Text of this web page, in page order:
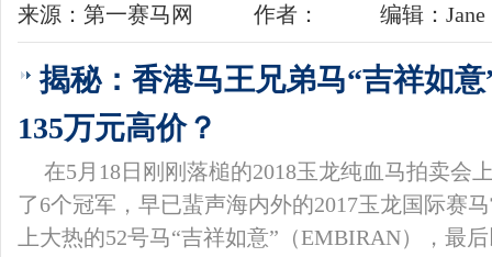
来源：第一赛马网
作者： 编辑：Jane
揭秘：香港马王兄弟马“吉祥如
135万元高价？
在5月18日刚刚落槌的2018玉龙纯血马拍卖会
了6个冠军，早已蜚声海内外的2017玉龙国际赛
上大热的52号马“吉祥如意”（EMBIRAN），最